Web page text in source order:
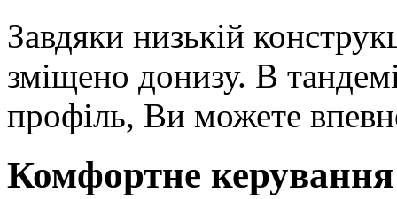
Завдяки низькій
зміщено донизу. В
профіль, Ви можете
Комфортне керування